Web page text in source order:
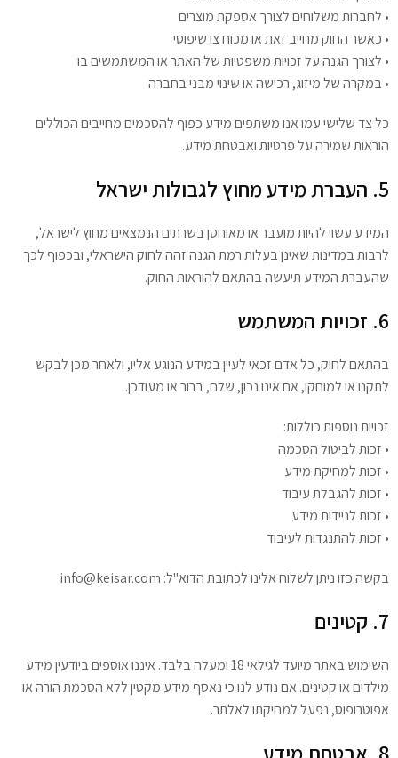
• לחברות משלוחים לצורך אספקת מוצרים
• כאשר החוק מחייב זאת או מכוח צו שיפוטי
• לצורך הגנה על זכויות משפטיות של האתר או המשתמשים בו
• במקרה של מיזוג, רכישה או שינוי מבני בחברה
כל צד שלישי עמו אנו משתפים מידע כפוף להסכמים מחייבים הכוללים
הוראות שמירה על פרטיות ואבטחת מידע.
5. העברת מידע מחוץ לגבולות ישראל
המידע עשוי להיות מועבר או מאוחסן בשרתים הנמצאים מחוץ לישראל,
לרבות במדינות שאינן בעלות רמת הגנה זהה לחוק הישראלי, ובכפוף לכך
שהעברת המידע תיעשה בהתאם להוראות החוק.
6. זכויות המשתמש
בהתאם לחוק, כל אדם זכאי לעיין במידע הנוגע אליו, ולאחר מכן לבקש
לתקנו או למוחקו, אם אינו נכון, שלם, ברור או מעודכן.
זכויות נוספות כוללות:
• זכות לביטול הסכמה
• זכות למחיקת מידע
• זכות להגבלת עיבוד
• זכות לניידות מידע
• זכות להתנגדות לעיבוד
בקשה כזו ניתן לשלוח אלינו לכתובת הדוא"ל: info@keisar.com
7. קטינים
השימוש באתר מיועד לגילאי 18 ומעלה בלבד. איננו אוספים ביודעין מידע
מילדים או קטינים. אם נודע לנו כי נאסף מידע מקטין ללא הסכמת הורה או
אפוטרופוס, נפעל למחיקתו לאלתר.